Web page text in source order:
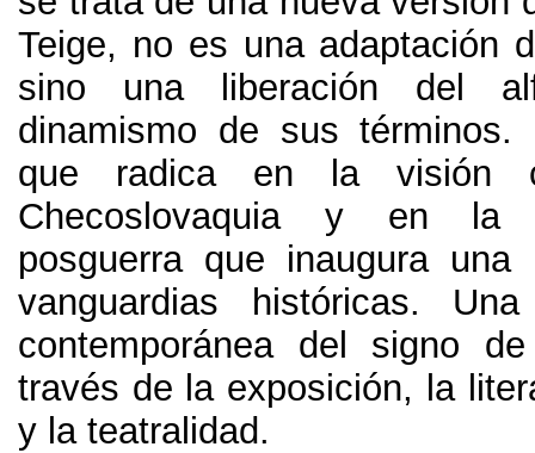
Teige, no es una adaptación
sino una liberación del
dinamismo de sus términos.
que radica en la visión
Checoslovaquia y en la
posguerra que inaugura
vanguardias históricas.
contemporánea del signo
través de la exposición,
la
y la teatralidad.